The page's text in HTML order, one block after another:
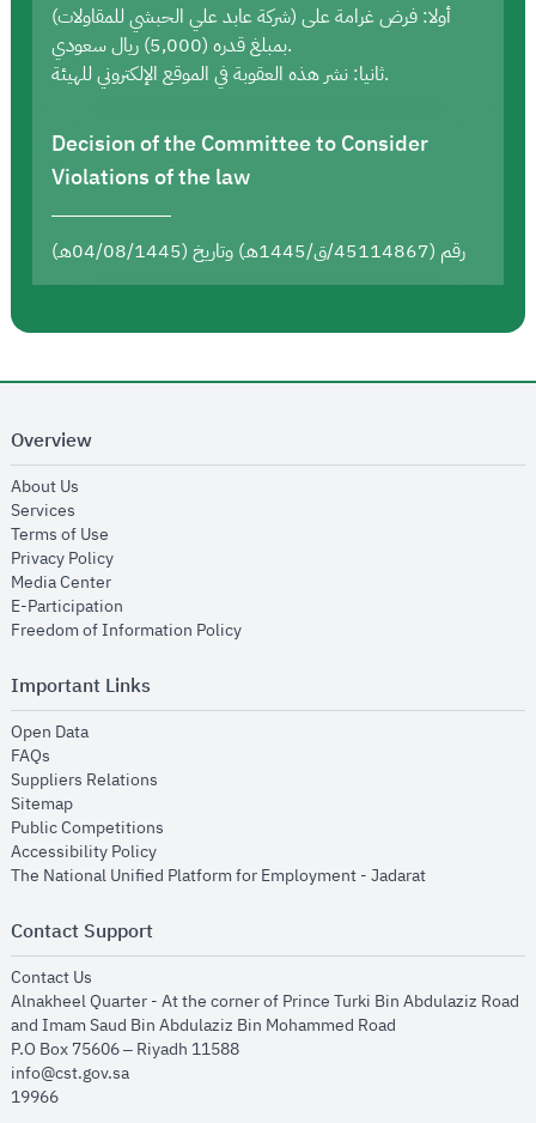
أولا: فرض غرامة على (شركة عابد علي الحبشي للمقاولات)
بمبلغ قدره (5,000) ريال سعودي.
ثانيا: نشر هذه العقوبة في الموقع الإلكتروني للهيئة.
Decision of the Committee to Consider
Violations of the law
رقم (45114867/ق/1445هـ) وتاريخ (04/08/1445هـ)
Overview
About Us
Services
Terms of Use
Privacy Policyopens in new window
Media Centeropens in new window
E-Participation
Freedom of Information Policyopens in new window
Important Links
Open Dataopens in new window
FAQs
Suppliers Relations
Sitemapopens in new window
Public Competitions
Accessibility Policyopens in new window
The National Unified Platform for Employment - Jadaratopens in new
Contact Support
Contact Us
Alnakheel Quarter - At the corner of Prince Turki Bin Abdulaziz Road
and Imam Saud Bin Abdulaziz Bin Mohammed Road​
P.O Box 75606 – Riyadh 11588
info@cst.gov.sa
19966